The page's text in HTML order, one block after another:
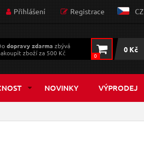
Přihlášení Registrace CZ
dopravy zdarma zbývá
zboží za 500 Kč
0
0 Kč
NOVINKY VÝPRODEJ